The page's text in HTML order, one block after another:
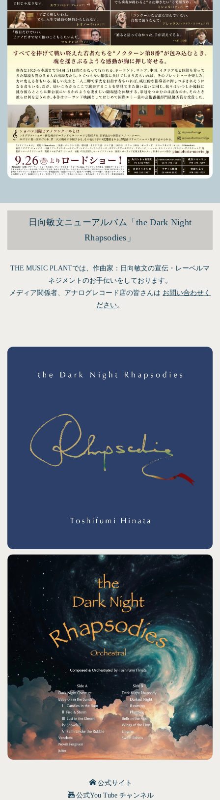
日向敏文ニューアルバム「the Dark Night
Rhapsodies」
THE MUSIC PLANTでは、作曲家：日向敏文の宣伝・レーベルマ
ネジメントのお手伝いをしております。
メディア関係者、アナログレコード店の皆さんは お問い合わせく
ださい。
公式サイト
公式You Tube チャンネル